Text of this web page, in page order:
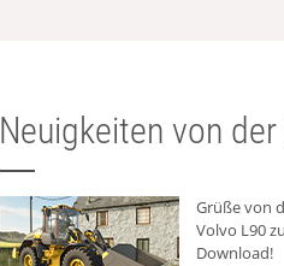
Neuigkeiten von
Grüße von
Volvo L90
Download!